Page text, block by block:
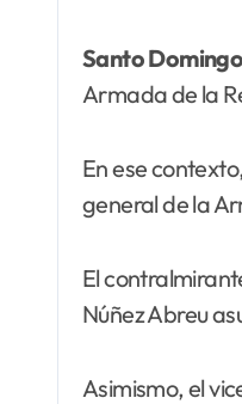
Santo
Armada de la
En ese
general de la
El
Núñez Abreu
Asimismo, el